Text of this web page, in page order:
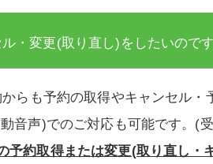
・変更(取り直し)をしたいので
らも予約の取得やキャンセル・
音声)でのご対応も可能です。(
約取得または変更(取り直し・